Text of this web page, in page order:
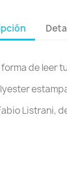
forma de leer
Listrani,